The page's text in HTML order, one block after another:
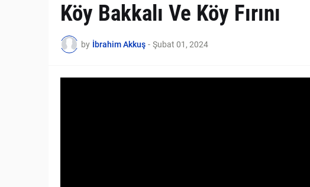
Köy Bakkalı Ve Köy Fırını
by İbrahim Akkuş - Şubat 01, 2024